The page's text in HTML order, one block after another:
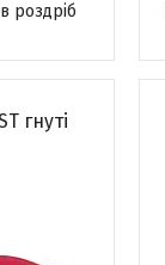
роздріб
гнуті